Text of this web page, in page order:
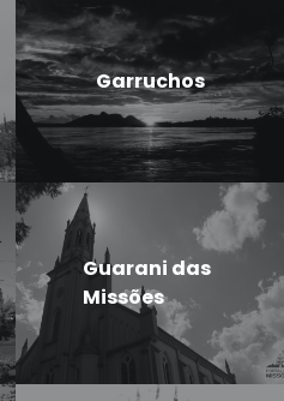
Garruchos
Guarani das
Missões